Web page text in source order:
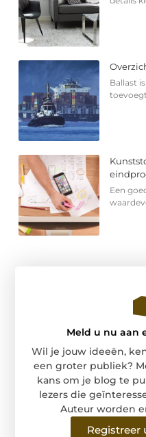
Ballast
Een
Meld u nu aan
Wil je jouw ideeën,
een groter publiek?
kans om je blog te
lezers die
Auteur worden
Registreer